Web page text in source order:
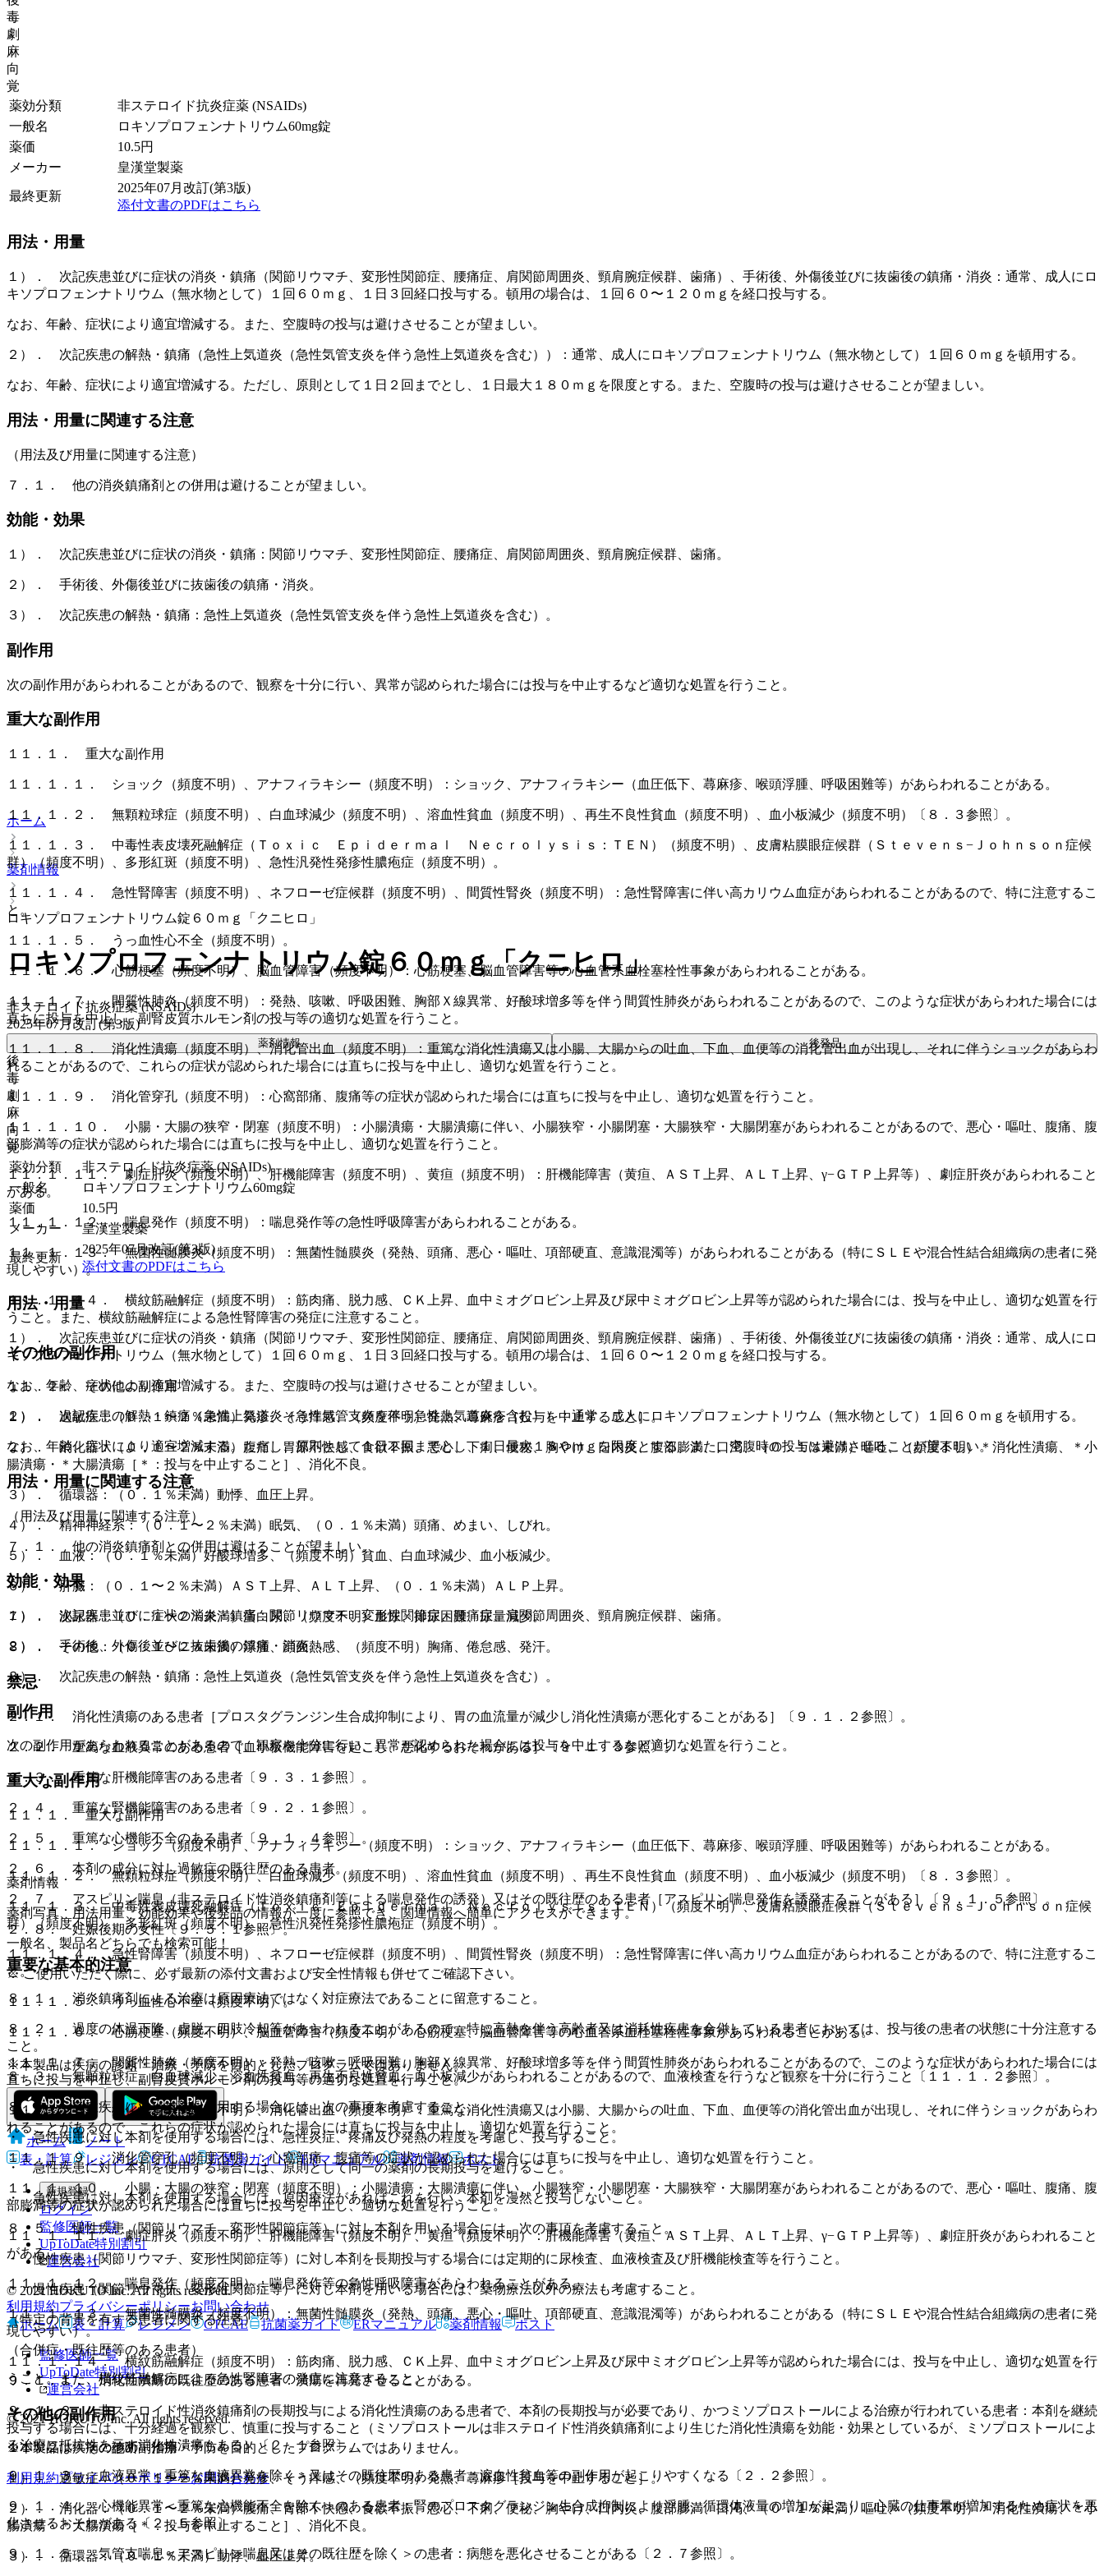
毒
劇
麻
向
覚
薬効分類
非ステロイド抗炎症薬 (NSAIDs)
一般名
ロキソプロフェンナトリウム60mg錠
薬価
10.5円
メーカー
皇漢堂製薬
最終更新
2025年07月改訂(第3版)
添付文書のPDFはこちら
用法・用量
１）． 次記疾患並びに症状の消炎・鎮痛（関節リウマチ、変形性関節症、腰痛症、肩関節周囲炎、頸肩腕症候群、歯痛）、手術後、外傷後並びに抜歯後の鎮痛・消炎：通常、成人にロ
キソプロフェンナトリウム（無水物として）１回６０ｍｇ、１日３回経口投与する。頓用の場合は、１回６０〜１２０ｍｇを経口投与する。
なお、年齢、症状により適宜増減する。また、空腹時の投与は避けさせることが望ましい。
２）． 次記疾患の解熱・鎮痛（急性上気道炎（急性気管支炎を伴う急性上気道炎を含む））：通常、成人にロキソプロフェンナトリウム（無水物として）１回６０ｍｇを頓用する。
なお、年齢、症状により適宜増減する。ただし、原則として１日２回までとし、１日最大１８０ｍｇを限度とする。また、空腹時の投与は避けさせることが望ましい。
用法・用量に関連する注意
（用法及び用量に関連する注意）
７．１． 他の消炎鎮痛剤との併用は避けることが望ましい。
効能・効果
１）． 次記疾患並びに症状の消炎・鎮痛：関節リウマチ、変形性関節症、腰痛症、肩関節周囲炎、頸肩腕症候群、歯痛。
２）． 手術後、外傷後並びに抜歯後の鎮痛・消炎。
３）． 次記疾患の解熱・鎮痛：急性上気道炎（急性気管支炎を伴う急性上気道炎を含む）。
副作用
次の副作用があらわれることがあるので、観察を十分に行い、異常が認められた場合には投与を中止するなど適切な処置を行うこと。
重大な副作用
１１．１． 重大な副作用
１１．１．１． ショック（頻度不明）、アナフィラキシー（頻度不明）：ショック、アナフィラキシー（血圧低下、蕁麻疹、喉頭浮腫、呼吸困難等）があらわれることがある。
１１．１．２． 無顆粒球症（頻度不明）、白血球減少（頻度不明）、溶血性貧血（頻度不明）、再生不良性貧血（頻度不明）、血小板減少（頻度不明）〔８．３参照〕。
１１．１．３． 中毒性表皮壊死融解症（Ｔｏｘｉｃ Ｅｐｉｄｅｒｍａｌ Ｎｅｃｒｏｌｙｓｉｓ：ＴＥＮ）（頻度不明）、皮膚粘膜眼症候群（Ｓｔｅｖｅｎｓ−Ｊｏｈｎｓｏｎ症候
群）（頻度不明）、多形紅斑（頻度不明）、急性汎発性発疹性膿疱症（頻度不明）。
１１．１．４． 急性腎障害（頻度不明）、ネフローゼ症候群（頻度不明）、間質性腎炎（頻度不明）：急性腎障害に伴い高カリウム血症があらわれることがあるので、特に注意するこ
と。
１１．１．５． うっ血性心不全（頻度不明）。
１１．１．６． 心筋梗塞（頻度不明）、脳血管障害（頻度不明）：心筋梗塞、脳血管障害等の心血管系血栓塞栓性事象があらわれることがある。
１１．１．７． 間質性肺炎（頻度不明）：発熱、咳嗽、呼吸困難、胸部Ｘ線異常、好酸球増多等を伴う間質性肺炎があらわれることがあるので、このような症状があらわれた場合には
直ちに投与を中止し、副腎皮質ホルモン剤の投与等の適切な処置を行うこと。
１１．１．８． 消化性潰瘍（頻度不明）、消化管出血（頻度不明）：重篤な消化性潰瘍又は小腸、大腸からの吐血、下血、血便等の消化管出血が出現し、それに伴うショックがあらわ
れることがあるので、これらの症状が認められた場合には直ちに投与を中止し、適切な処置を行うこと。
１１．１．９． 消化管穿孔（頻度不明）：心窩部痛、腹痛等の症状が認められた場合には直ちに投与を中止し、適切な処置を行うこと。
１１．１．１０． 小腸・大腸の狭窄・閉塞（頻度不明）：小腸潰瘍・大腸潰瘍に伴い、小腸狭窄・小腸閉塞・大腸狭窄・大腸閉塞があらわれることがあるので、悪心・嘔吐、腹痛、腹
部膨満等の症状が認められた場合には直ちに投与を中止し、適切な処置を行うこと。
１１．１．１１． 劇症肝炎（頻度不明）、肝機能障害（頻度不明）、黄疸（頻度不明）：肝機能障害（黄疸、ＡＳＴ上昇、ＡＬＴ上昇、γ−ＧＴＰ上昇等）、劇症肝炎があらわれること
がある。
１１．１．１２． 喘息発作（頻度不明）：喘息発作等の急性呼吸障害があらわれることがある。
１１．１．１３． 無菌性髄膜炎（頻度不明）：無菌性髄膜炎（発熱、頭痛、悪心・嘔吐、項部硬直、意識混濁等）があらわれることがある（特にＳＬＥや混合性結合組織病の患者に発
現しやすい）。
１１．１．１４． 横紋筋融解症（頻度不明）：筋肉痛、脱力感、ＣＫ上昇、血中ミオグロビン上昇及び尿中ミオグロビン上昇等が認められた場合には、投与を中止し、適切な処置を行
うこと。また、横紋筋融解症による急性腎障害の発症に注意すること。
その他の副作用
１１．２． その他の副作用
１）． 過敏症：（０．１〜２％未満）発疹、そう痒感、（頻度不明）発熱、蕁麻疹［投与を中止すること］。
２）． 消化器：（０．１〜２％未満）腹痛、胃部不快感、食欲不振、悪心、下痢、便秘、胸やけ、口内炎、腹部膨満、口渇、（０．１％未満）嘔吐、（頻度不明）＊消化性潰瘍、＊小
腸潰瘍・＊大腸潰瘍［＊：投与を中止すること］、消化不良。
３）． 循環器：（０．１％未満）動悸、血圧上昇。
４）． 精神神経系：（０．１〜２％未満）眠気、（０．１％未満）頭痛、めまい、しびれ。
５）． 血液：（０．１％未満）好酸球増多、（頻度不明）貧血、白血球減少、血小板減少。
６）． 肝臓：（０．１〜２％未満）ＡＳＴ上昇、ＡＬＴ上昇、（０．１％未満）ＡＬＰ上昇。
７）． 泌尿器：（０．１〜２％未満）蛋白尿、（頻度不明）血尿、排尿困難、尿量減少。
８）． その他：（０．１〜２％未満）浮腫、顔面熱感、（頻度不明）胸痛、倦怠感、発汗。
禁忌
２．１． 消化性潰瘍のある患者［プロスタグランジン生合成抑制により、胃の血流量が減少し消化性潰瘍が悪化することがある］〔９．１．２参照〕。
２．２． 重篤な血液異常のある患者［血小板機能障害を起こし、悪化するおそれがある］〔９．１．３参照〕。
２．３． 重篤な肝機能障害のある患者〔９．３．１参照〕。
２．４． 重篤な腎機能障害のある患者〔９．２．１参照〕。
２．５． 重篤な心機能不全のある患者〔９．１．４参照〕。
２．６． 本剤の成分に対し過敏症の既往歴のある患者。
２．７． アスピリン喘息（非ステロイド性消炎鎮痛剤等による喘息発作の誘発）又はその既往歴のある患者［アスピリン喘息発作を誘発することがある］〔９．１．５参照〕。
２．８． 妊娠後期の女性〔９．５．１参照〕。
重要な基本的注意
８．１． 消炎鎮痛剤による治療は原因療法ではなく対症療法であることに留意すること。
８．２． 過度の体温下降、虚脱、四肢冷却等があらわれることがあるので、特に高熱を伴う高齢者又は消耗性疾患を合併している患者においては、投与後の患者の状態に十分注意する
こと。
８．３． 無顆粒球症、白血球減少、溶血性貧血、再生不良性貧血、血小板減少があらわれることがあるので、血液検査を行うなど観察を十分に行うこと〔１１．１．２参照〕。
８．４． 急性疾患に対し本剤を使用する場合には、次の事項を考慮すること。
・ 急性疾患に対し本剤を使用する場合には、急性炎症、疼痛及び発熱の程度を考慮し、投与すること。
・ 急性疾患に対し本剤を使用する場合には、原則として同一の薬剤の長期投与を避けること。
・ 急性疾患に対し本剤を使用する場合には、原因療法があればこれを行い、本剤を漫然と投与しないこと。
８．５． 慢性疾患（関節リウマチ、変形性関節症等）に対し本剤を用いる場合には、次の事項を考慮すること。
・ 慢性疾患（関節リウマチ、変形性関節症等）に対し本剤を長期投与する場合には定期的に尿検査、血液検査及び肝機能検査等を行うこと。
・ 慢性疾患（関節リウマチ、変形性関節症等）に対し本剤を用いる場合には、薬物療法以外の療法も考慮すること。
（特定の背景を有する患者に関する注意）
（合併症・既往歴等のある患者）
９．１．１． 消化性潰瘍の既往歴のある患者：潰瘍を再発させることがある。
９．１．２． 非ステロイド性消炎鎮痛剤の長期投与による消化性潰瘍のある患者で、本剤の長期投与が必要であり、かつミソプロストールによる治療が行われている患者：本剤を継続
投与する場合には、十分経過を観察し、慎重に投与すること（ミソプロストールは非ステロイド性消炎鎮痛剤により生じた消化性潰瘍を効能・効果としているが、ミソプロストールによ
る治療に抵抗性を示す消化性潰瘍もある）〔２．１参照〕。
９．１．３． 血液異常＜重篤な血液異常を除く＞又はその既往歴のある患者：溶血性貧血等の副作用が起こりやすくなる〔２．２参照〕。
９．１．４． 心機能異常＜重篤な心機能不全を除く＞のある患者：腎のプロスタグランジン生合成抑制により浮腫、循環体液量の増加が起こり、心臓の仕事量が増加するため症状を悪
化させるおそれがある〔２．５参照〕。
９．１．５． 気管支喘息＜アスピリン喘息又はその既往歴を除く＞の患者：病態を悪化させることがある〔２．７参照〕。
ホーム
薬剤情報
ロキソプロフェンナトリウム錠６０ｍｇ「クニヒロ」
ロキソプロフェンナトリウム錠６０ｍｇ「クニヒロ」
非ステロイド抗炎症薬 (NSAIDs)
2025年07月改訂(第3版)
薬剤情報 後発品
後
毒
劇
麻
向
覚
薬効分類
非ステロイド抗炎症薬 (NSAIDs)
一般名
ロキソプロフェンナトリウム60mg錠
薬価
10.5円
メーカー
皇漢堂製薬
最終更新
2025年07月改訂(第3版)
添付文書のPDFはこちら
用法・用量
１）． 次記疾患並びに症状の消炎・鎮痛（関節リウマチ、変形性関節症、腰痛症、肩関節周囲炎、頸肩腕症候群、歯痛）、手術後、外傷後並びに抜歯後の鎮痛・消炎：通常、成人にロ
キソプロフェンナトリウム（無水物として）１回６０ｍｇ、１日３回経口投与する。頓用の場合は、１回６０〜１２０ｍｇを経口投与する。
なお、年齢、症状により適宜増減する。また、空腹時の投与は避けさせることが望ましい。
２）． 次記疾患の解熱・鎮痛（急性上気道炎（急性気管支炎を伴う急性上気道炎を含む））：通常、成人にロキソプロフェンナトリウム（無水物として）１回６０ｍｇを頓用する。
なお、年齢、症状により適宜増減する。ただし、原則として１日２回までとし、１日最大１８０ｍｇを限度とする。また、空腹時の投与は避けさせることが望ましい。
用法・用量に関連する注意
（用法及び用量に関連する注意）
７．１． 他の消炎鎮痛剤との併用は避けることが望ましい。
効能・効果
１）． 次記疾患並びに症状の消炎・鎮痛：関節リウマチ、変形性関節症、腰痛症、肩関節周囲炎、頸肩腕症候群、歯痛。
２）． 手術後、外傷後並びに抜歯後の鎮痛・消炎。
３）． 次記疾患の解熱・鎮痛：急性上気道炎（急性気管支炎を伴う急性上気道炎を含む）。
副作用
次の副作用があらわれることがあるので、観察を十分に行い、異常が認められた場合には投与を中止するなど適切な処置を行うこと。
重大な副作用
１１．１． 重大な副作用
１１．１．１． ショック（頻度不明）、アナフィラキシー（頻度不明）：ショック、アナフィラキシー（血圧低下、蕁麻疹、喉頭浮腫、呼吸困難等）があらわれることがある。
１１．１．２． 無顆粒球症（頻度不明）、白血球減少（頻度不明）、溶血性貧血（頻度不明）、再生不良性貧血（頻度不明）、血小板減少（頻度不明）〔８．３参照〕。
１１．１．３． 中毒性表皮壊死融解症（Ｔｏｘｉｃ Ｅｐｉｄｅｒｍａｌ Ｎｅｃｒｏｌｙｓｉｓ：ＴＥＮ）（頻度不明）、皮膚粘膜眼症候群（Ｓｔｅｖｅｎｓ−Ｊｏｈｎｓｏｎ症候
群）（頻度不明）、多形紅斑（頻度不明）、急性汎発性発疹性膿疱症（頻度不明）。
１１．１．４． 急性腎障害（頻度不明）、ネフローゼ症候群（頻度不明）、間質性腎炎（頻度不明）：急性腎障害に伴い高カリウム血症があらわれることがあるので、特に注意するこ
と。
１１．１．５． うっ血性心不全（頻度不明）。
１１．１．６． 心筋梗塞（頻度不明）、脳血管障害（頻度不明）：心筋梗塞、脳血管障害等の心血管系血栓塞栓性事象があらわれることがある。
１１．１．７． 間質性肺炎（頻度不明）：発熱、咳嗽、呼吸困難、胸部Ｘ線異常、好酸球増多等を伴う間質性肺炎があらわれることがあるので、このような症状があらわれた場合には
直ちに投与を中止し、副腎皮質ホルモン剤の投与等の適切な処置を行うこと。
１１．１．８． 消化性潰瘍（頻度不明）、消化管出血（頻度不明）：重篤な消化性潰瘍又は小腸、大腸からの吐血、下血、血便等の消化管出血が出現し、それに伴うショックがあらわ
れることがあるので、これらの症状が認められた場合には直ちに投与を中止し、適切な処置を行うこと。
１１．１．９． 消化管穿孔（頻度不明）：心窩部痛、腹痛等の症状が認められた場合には直ちに投与を中止し、適切な処置を行うこと。
１１．１．１０． 小腸・大腸の狭窄・閉塞（頻度不明）：小腸潰瘍・大腸潰瘍に伴い、小腸狭窄・小腸閉塞・大腸狭窄・大腸閉塞があらわれることがあるので、悪心・嘔吐、腹痛、腹
部膨満等の症状が認められた場合には直ちに投与を中止し、適切な処置を行うこと。
１１．１．１１． 劇症肝炎（頻度不明）、肝機能障害（頻度不明）、黄疸（頻度不明）：肝機能障害（黄疸、ＡＳＴ上昇、ＡＬＴ上昇、γ−ＧＴＰ上昇等）、劇症肝炎があらわれること
がある。
１１．１．１２． 喘息発作（頻度不明）：喘息発作等の急性呼吸障害があらわれることがある。
１１．１．１３． 無菌性髄膜炎（頻度不明）：無菌性髄膜炎（発熱、頭痛、悪心・嘔吐、項部硬直、意識混濁等）があらわれることがある（特にＳＬＥや混合性結合組織病の患者に発
現しやすい）。
１１．１．１４． 横紋筋融解症（頻度不明）：筋肉痛、脱力感、ＣＫ上昇、血中ミオグロビン上昇及び尿中ミオグロビン上昇等が認められた場合には、投与を中止し、適切な処置を行
うこと。また、横紋筋融解症による急性腎障害の発症に注意すること。
その他の副作用
１１．２． その他の副作用
１）． 過敏症：（０．１〜２％未満）発疹、そう痒感、（頻度不明）発熱、蕁麻疹［投与を中止すること］。
２）． 消化器：（０．１〜２％未満）腹痛、胃部不快感、食欲不振、悪心、下痢、便秘、胸やけ、口内炎、腹部膨満、口渇、（０．１％未満）嘔吐、（頻度不明）＊消化性潰瘍、＊小
腸潰瘍・＊大腸潰瘍［＊：投与を中止すること］、消化不良。
３）． 循環器：（０．１％未満）動悸、血圧上昇。
薬剤情報
薬剤写真、用法用量、効能効果や後発品の情報が一度に参照でき、関連情報へ簡単にアクセスができます。
一般名、製品名どちらでも検索可能！
※ ご使用いただく際に、必ず最新の添付文書および安全性情報も併せてご確認下さい。
※本製品は疾病の診断・治療・予防を目的としたプログラムではありません。
ホーム
ノート
表・計算
レジメン CTCAE 抗菌薬ガイド ERマニュアル 薬剤情報 ポスト
新規登録
ログイン
監修医師一覧
UpToDate特別割引
運営会社
© 2021 HOKUTO Inc. All rights reserved.
利用規約プライバシーポリシーお問い合わせ
ホーム
表・計算 レジメン CTCAE 抗菌薬ガイド ERマニュアル 薬剤情報 ポスト
監修医師一覧
UpToDate特別割引
運営会社
© 2021 HOKUTO Inc. All rights reserved.
※本製品は疾病の診断・治療・予防を目的としたプログラムではありません。
利用規約プライバシーポリシーお問い合わせ